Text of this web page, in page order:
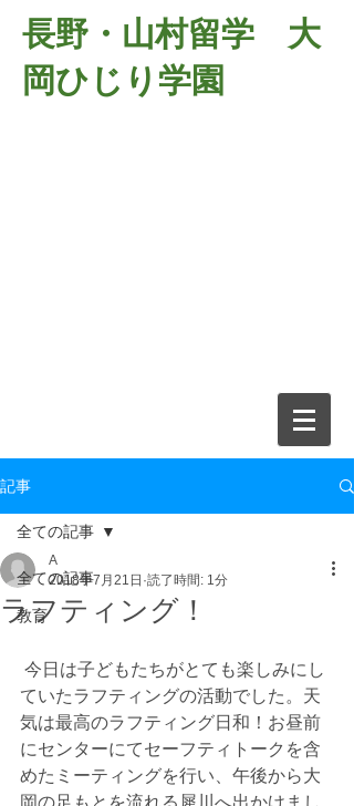
長野・山村留学 大
岡ひじり学園
記事
全ての記事
教育
全ての記事
ラフティング！
A
2018年7月21日 読了時間: 1分
ていたラフティングの活動でした。天
気は最高のラフティング日和！お昼前
にセンターにてセーフティトークを含
めたミーティングを行い、午後から大
岡の足もとを流れる犀川へ出かけまし